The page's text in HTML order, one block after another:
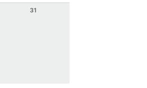
31